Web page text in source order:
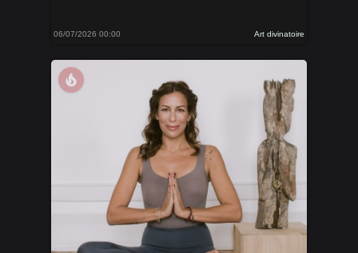
06/07/2026 00:00 Art divinatoire
local_fire_department